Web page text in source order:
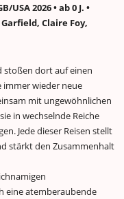
USA 2026 • ab 0 J. •
Claire Foy,
stoßen dort auf einen
immer wieder neue
mit ungewöhnlichen
in wechselnde Reiche
Jede dieser Reisen stellt
stärkt den Zusammenhalt
eine atemberaubende